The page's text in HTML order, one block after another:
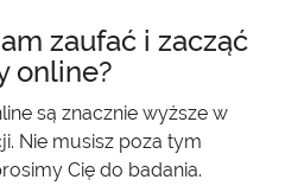
zaufać i zacząć
online?
są znacznie wyższe w
Nie musisz poza tym
Cię do badania.